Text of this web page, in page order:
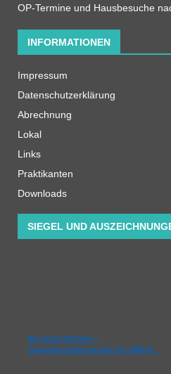
OP-Termine und Hausbesuche
INFORMATIONEN
Impressum
Datenschutzerklärung
Abrechnung
Lokal
Links
Praktikanten
Downloads
SIEGEL UND
die tierärztinnen –
Gemeinschaftspraxis Dr. Will-H…